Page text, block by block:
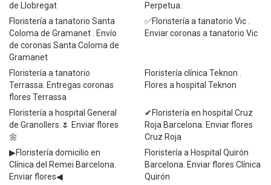
de Llobregat
Perpetua.
Floristería a tanatorio Santa
Coloma de Gramanet . Envío
de coronas Santa Coloma de
Gramanet
✅Floristería a tanatorio Vic .
Enviar coronas a tanatorio Vic
Floristería a tanatorio
Terrassa. Entregas coronas
flores Terrassa
Floristería clínica Teknon .
Flores a hospital Teknon
Floristería a hospital General
de Granollers.🌷 Enviar flores
🌼
✔Floristería en hospital Cruz
Roja Barcelona. Enviar flores
Cruz Roja
▶Floristería domicilio en
Clínica del Remei Barcelona.
Enviar flores◀
Floristería a Hospital Quirón
Barcelona. Enviar flores Clínica
Quirón